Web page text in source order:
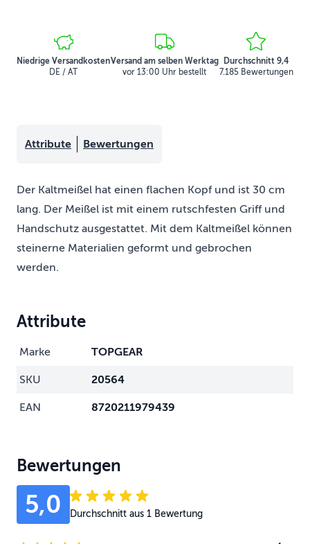
Niedrige Versandkosten
DE / AT
Versand am selben Werktag
vor 13:00 Uhr bestellt
Durchschnitt 9,4
7.185 Bewertungen
Attribute Bewertungen
Der Kaltmeißel hat einen flachen Kopf und ist 30 cm
lang. Der Meißel ist mit einem rutschfesten Griff und
Handschutz ausgestattet. Mit dem Kaltmeißel können
steinerne Materialien geformt und gebrochen
werden.
Attribute
Marke TOPGEAR
SKU 20564
EAN 8720211979439
Bewertungen
5,0 Durchschnitt aus 1 Bewertung